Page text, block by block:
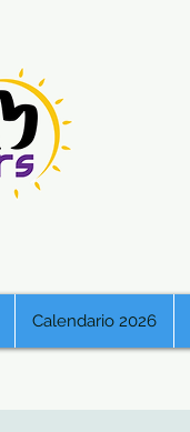
Calendario 2026